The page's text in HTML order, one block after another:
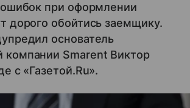
при оформлении
дорого обойтись заемщику.
основатель
компании Smarent Виктор
с «Газетой.Ru».